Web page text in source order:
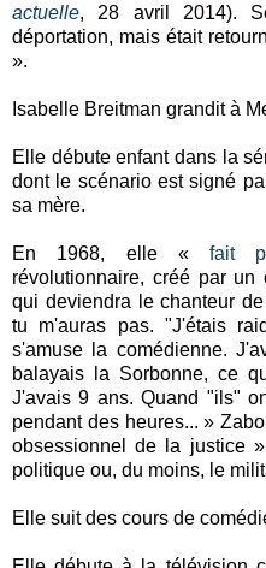
actuelle, 28 avril 2014).
déportation, mais était
».
Isabelle Breitman grandit à
Elle débute enfant dans la
dont le scénario est signé
sa mère.
En 1968, elle « fait
révolutionnaire, créé par
qui deviendra le chanteur
tu m'auras pas. "J'étais
s'amuse la comédienne.
balayais la Sorbonne, ce
J'avais 9 ans. Quand "ils"
pendant des heures... »
obsessionnel de la justice
politique ou, du moins, le
Elle suit des cours de